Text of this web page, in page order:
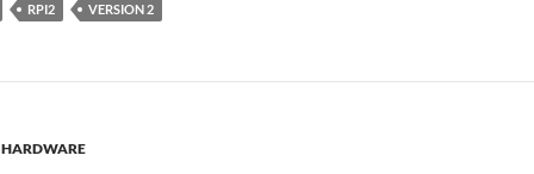
RPI2 VERSION 2
HARDWARE